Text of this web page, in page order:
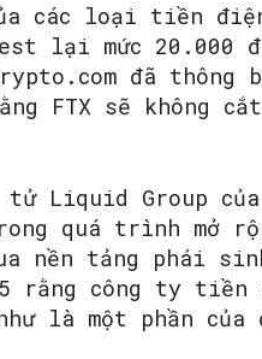
các loại tiền
lại mức 20.000
đã thông
FTX sẽ không
Liquid Group của
quá trình mở
nền tảng phái sinh
rằng công ty tiền
là một phần của